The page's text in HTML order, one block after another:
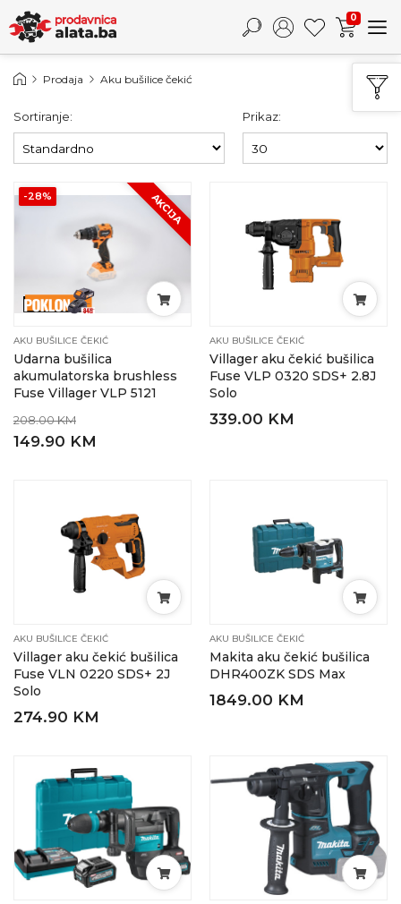
0
Prodaja Aku bušilice čekić
Sortiranje: Prikaz:
-28% AKCIJA
AKU BUŠILICE ČEKIĆ
Udarna bušilica
akumulatorska brushless
Fuse Villager VLP 5121
208.00 KM
149.90 KM
AKU BUŠILICE ČEKIĆ
Villager aku čekić bušilica
Fuse VLP 0320 SDS+ 2.8J
Solo
339.00 KM
AKU BUŠILICE ČEKIĆ
Villager aku čekić bušilica
Fuse VLN 0220 SDS+ 2J
Solo
274.90 KM
AKU BUŠILICE ČEKIĆ
Makita aku čekić bušilica
DHR400ZK SDS Max
1849.00 KM